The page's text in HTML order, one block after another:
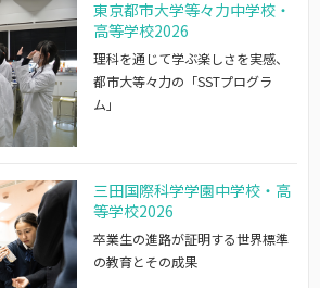
東京都市大学等々力中学校・
高等学校2026
理科を通じて学ぶ楽しさを実感、
都市大等々力の「SSTプログラ
ム」
三田国際科学学園中学校・高
等学校2026
卒業生の進路が証明する世界標準
の教育とその成果